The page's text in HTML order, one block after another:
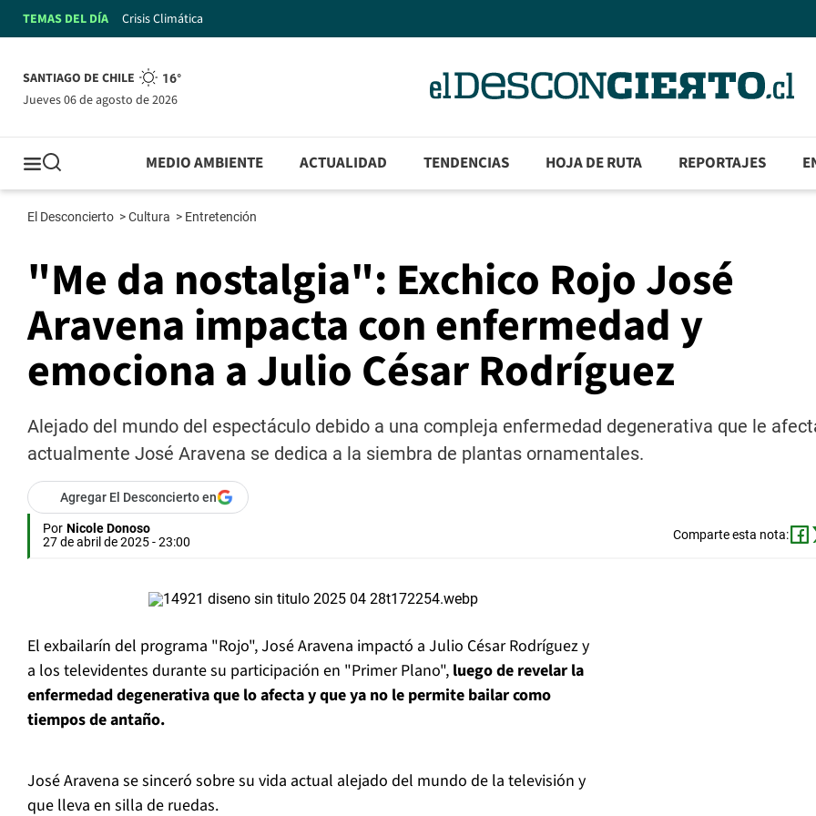
TEMAS DEL DÍA Crisis Climática
SANTIAGO DE CHILE 16°
jueves 06 de agosto de 2026
MEDIO AMBIENTE ACTUALIDAD TENDENCIAS HOJA DE RUTA REPORTAJES
El Desconcierto >Cultura > Entretención
"Me da nostalgia": Exchico Rojo José
Aravena impacta con enfermedad y
emociona a Julio César Rodríguez
Alejado del mundo del espectáculo debido a una compleja enfermedad degenerativa que le
actualmente José Aravena se dedica a la siembra de plantas ornamentales.
Agregar El Desconcierto en
Por Nicole Donoso
27 de abril de 2025 - 23:00
Comparte esta nota:
El exbailarín del programa "Rojo", José Aravena impactó a Julio César Rodríguez y
a los televidentes durante su participación en "Primer Plano", luego de revelar la
enfermedad degenerativa que lo afecta y que ya no le permite bailar como
tiempos de antaño.
José Aravena se sinceró sobre su vida actual alejado del mundo de la televisión y
que lleva en silla de ruedas.